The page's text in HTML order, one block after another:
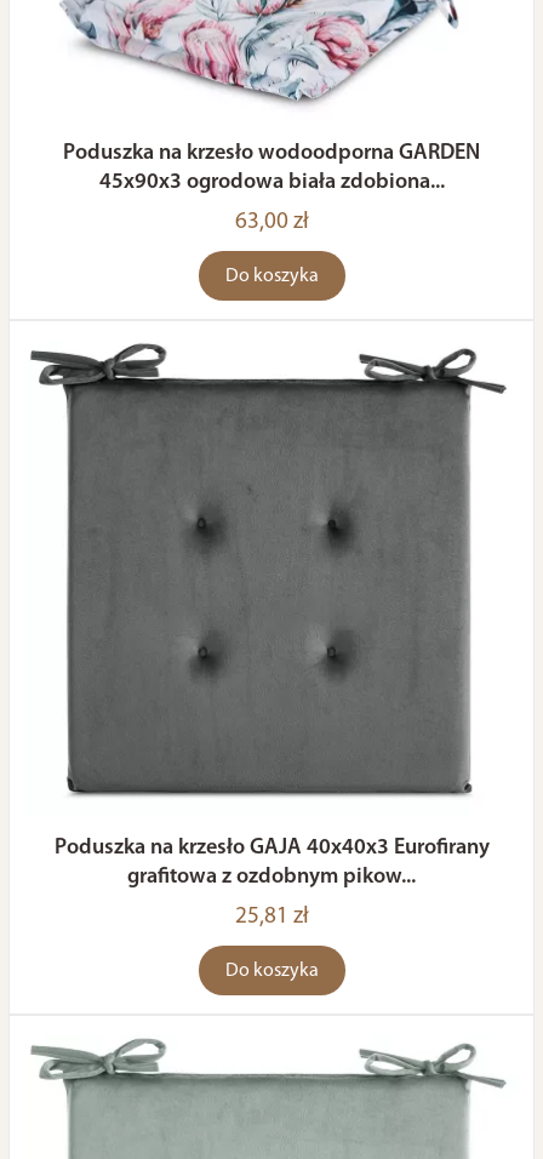
Poduszka na krzesło wodoodporna GARDEN
45x90x3 ogrodowa biała zdobiona...
63,00 zł
Do koszyka
Poduszka na krzesło GAJA 40x40x3 Eurofirany
grafitowa z ozdobnym pikow...
25,81 zł
Do koszyka